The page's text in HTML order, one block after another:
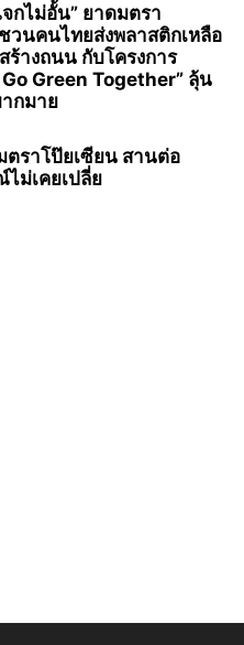
กไม่อั้น” ยาดมตรา
วนคนไทยส่งพลาสติกเหลือ
ร้างถนน กับโครงการ
Green Together” ลุ้น
กมาย
ตราโป๊ยเซียน สานต่อ
ม่เคยเปลี่ย